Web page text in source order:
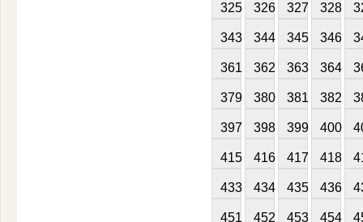
325 326 327 328
343 344 345 346
361 362 363 364
379 380 381 382
397 398 399 400
415 416 417 418
433 434 435 436
451 452 453 454